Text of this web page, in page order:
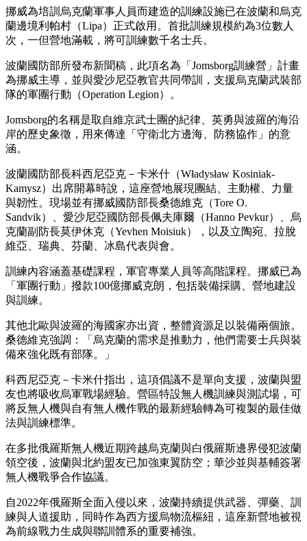
挪威為培訓烏克蘭軍事人員而建造的訓練設施已在波蘭和烏克
蘭邊境利帕村（Lipa）正式啟用。首批訓練規模約為3位數人
次，一但營地滿載，將可訓練數千名士兵。
波蘭國防部所發布新聞稿，此項名為「Jomsborg訓練營」計畫
為挪威主導，並與愛沙尼亞教官共同帶訓，支援烏克蘭武裝部
隊的軍團行動（Operation Legion）。
Jomsborg的名稱是取自維京武士團的紀律、英勇與波羅的海沿
岸的歷史象徵，用來傳達「守衛北方邊海、防務協作」的意
涵。
波蘭國防部長科西尼亞克－卡米什（Władysław Kosiniak-
Kamysz）出席開幕時說，這座營地展現團結、主動權、力量
與韌性。現場並有挪威國防部長桑德維克（Tore O.
Sandvik）、愛沙尼亞國防部長佩夫庫爾（Hanno Pevkur）、烏
克蘭副防長莫伊休克（Yevhen Moisiuk），以及立陶宛、拉脫
維亞、瑞典、芬蘭、冰島代表與會。
訓練內容涵蓋基礎課程，軍官專業人員等高階課程。挪威已為
「軍團行動」撥款100億挪威克朗，包括裝備採購、營地建設
與訓練。
其他北歐與波羅的海國家亦出資，整體資源足以裝備兩個旅。
桑德維克強調：「烏克蘭的需求是推動力，他們需要士兵與裝
備來強化既有部隊。」
科西尼亞克－卡米什指出，這項倡議不是單向支援，波蘭與盟
友也將吸收烏軍戰場經驗。營區特設無人機訓練與測試場，可
將反無人機與自有無人機作戰的最新經驗轉為可複製的最佳做
法與訓練標準。
在多批俄羅斯無人機近期跨越烏克蘭與白俄羅斯邊界侵犯波蘭
領空後，波蘭與北約盟友已加強東翼防空；華沙並與基輔簽署
無人機戰爭合作協議。
自2022年俄羅斯全面入侵以來，波蘭持續提供武器、彈藥、訓
練與人道援助，同時作為西方援烏物流樞紐，這座新營地被視
為前線戰力生成與聯訓體系的重要補強。